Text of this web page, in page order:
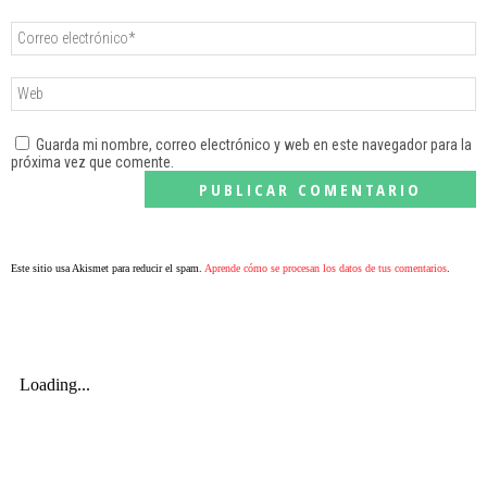
Guarda mi nombre, correo electrónico y web en este navegador para la
próxima vez que comente.
Este sitio usa Akismet para reducir el spam. Aprende cómo se procesan los datos de tus comentarios